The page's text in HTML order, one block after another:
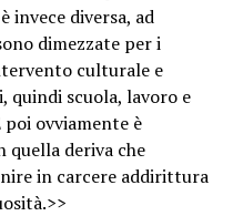
invece diversa, ad
dimezzate per i
culturale e
quindi scuola, lavoro e
ovviamente è
deriva che
in carcere addirittura